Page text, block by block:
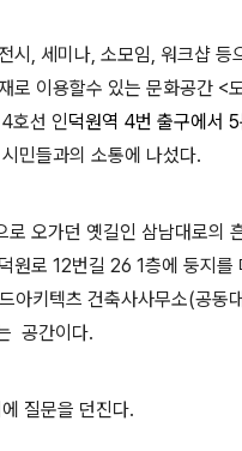
시, 세미나, 소모임, 워크샵 등
로 이용할수 있는 문화공간 <
호선 인덕원역 4번 출구에서
민들과의 소통에 나섰다.
로 오가던 옛길인 삼남대로의
원로 12번길 26 1층에 둥지를
아키텍츠 건축사사무소(공동
공간이다.
질문을 던진다.